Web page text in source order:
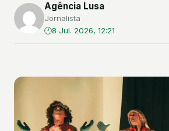
Agência Lusa
Jornalista
8 Jul. 2026, 12:21